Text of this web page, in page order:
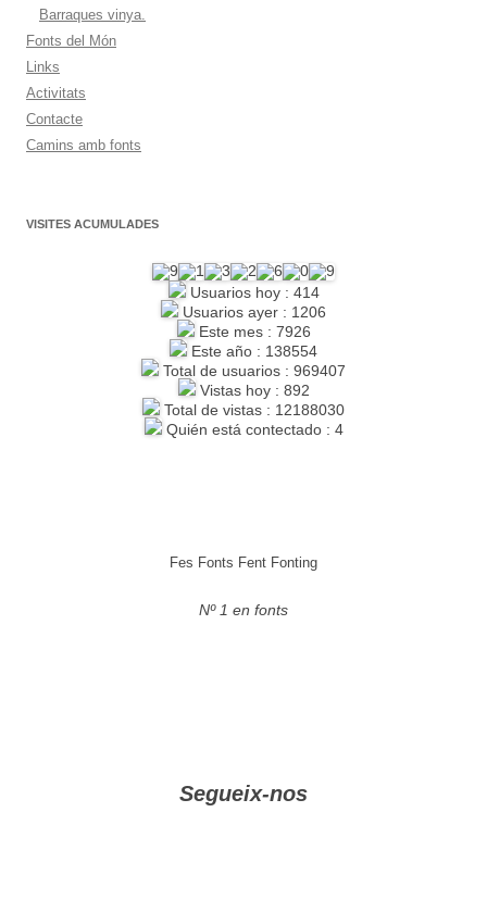
Barraques vinya.
Fonts del Món
Links
Activitats
Contacte
Camins amb fonts
VISITES ACUMULADES
Usuarios hoy : 414
Usuarios ayer : 1206
Este mes : 7926
Este año : 138554
Total de usuarios : 969407
Vistas hoy : 892
Total de vistas : 12188030
Quién está contectado : 4
Fes Fonts Fent Fonting
Nº 1 en fonts
Segueix-nos